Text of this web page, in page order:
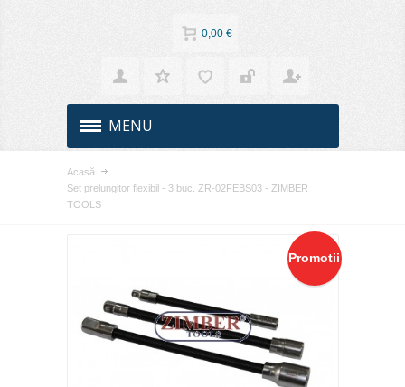
0,00 €
MENU
Acasă
Set prelungitor flexibil - 3 buc. ZR-02FEBS03 - ZIMBER
TOOLS
Promotii